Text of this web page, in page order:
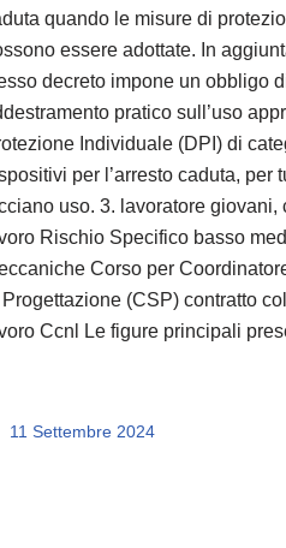
quando le misure di
essere adottate. In
decreto impone un obbligo
pratico sull’uso
Individuale (DPI) di
per l’arresto caduta, per
uso. 3. lavoratore giovani,
Rischio Specifico basso
Corso per
(CSP) contratto
Ccnl Le figure principali
11 Settembre 2024